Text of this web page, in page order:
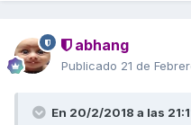
abhang
Publicado 21 de
En 20/2/2018 a las